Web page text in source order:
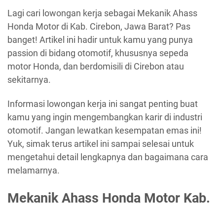
Lagi cari lowongan kerja sebagai Mekanik Ahass
Honda Motor di Kab. Cirebon, Jawa Barat? Pas
banget! Artikel ini hadir untuk kamu yang punya
passion di bidang otomotif, khususnya sepeda
motor Honda, dan berdomisili di Cirebon atau
sekitarnya.
Informasi lowongan kerja ini sangat penting buat
kamu yang ingin mengembangkan karir di industri
otomotif. Jangan lewatkan kesempatan emas ini!
Yuk, simak terus artikel ini sampai selesai untuk
mengetahui detail lengkapnya dan bagaimana cara
melamarnya.
Mekanik Ahass Honda Motor Kab.